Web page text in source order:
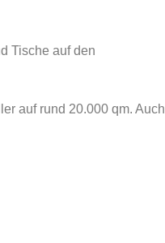
Tische auf den
auf rund 20.000 qm. Auch